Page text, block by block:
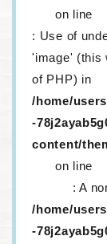
on line
: Use of
'image' (this
of PHP) in
/home/
-
content/
on line
: A
/home/
-